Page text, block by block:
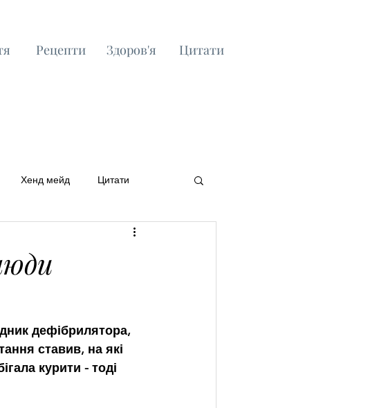
Рецепти Здоров'я Цитати
Хенд мейд Цитати
дефібрилятора,
ставив, на які
курити - тоді